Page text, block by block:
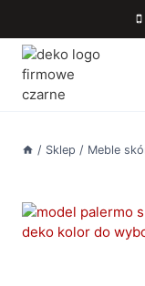
treści
/ Sklep / Meble